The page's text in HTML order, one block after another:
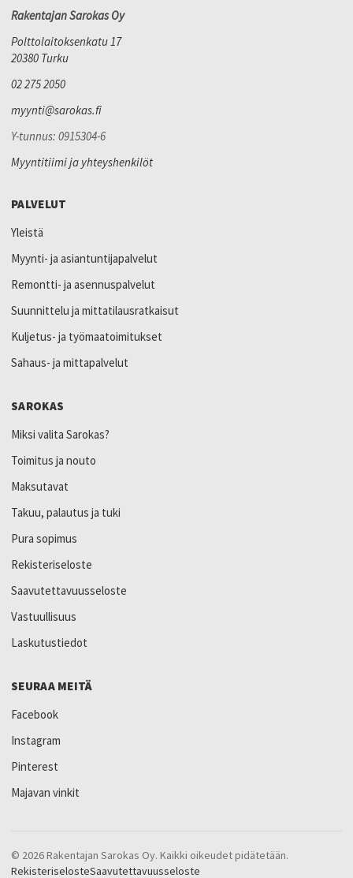
Rakentajan Sarokas Oy
Polttolaitoksenkatu 17
20380 Turku
02 275 2050
myynti@sarokas.fi
Y-tunnus: 0915304-6
Myyntitiimi ja yhteyshenkilöt
PALVELUT
Yleistä
Myynti- ja asiantuntijapalvelut
Remontti- ja asennuspalvelut
Suunnittelu ja mittatilausratkaisut
Kuljetus- ja työmaatoimitukset
Sahaus- ja mittapalvelut
SAROKAS
Miksi valita Sarokas?
Toimitus ja nouto
Maksutavat
Takuu, palautus ja tuki
Pura sopimus
Rekisteriseloste
Saavutettavuusseloste
Vastuullisuus
Laskutustiedot
SEURAA MEITÄ
Facebook
Instagram
Pinterest
Majavan vinkit
© 2026 Rakentajan Sarokas Oy. Kaikki oikeudet pidätetään.
RekisteriselosteSaavutettavuusseloste